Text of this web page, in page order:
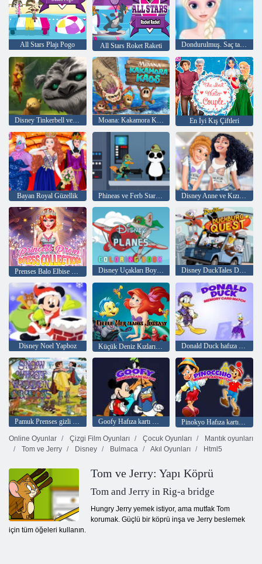
All Stars Plajı Pogo All Stars Roket Raketi Dondurulmuş. Saç tasarım
Disney Tinkerbell ve Neverbeast efsanesi Pixie Hollow Pets Moana: Kakamora Kaos En İyi Kış Çiftleri
Bayan Royal Güzellik Phineas ve Ferb Star savaşları Agent P Rebel Spy Disney Anne ve Kızı Alışveriş Günü
Disney Uçakları Boyama Kitabı Disney DuckTales Duckburg Görev
Disney Noel Yapboz Küçük Deniz Kızları Yapboz Donald Duck hafıza kartı eşleşmesi
Pamuk Prenses gizli nesneler Goofy Hafıza kartı Maç
Pinokyo Hafıza kartı Maç
Online Oyunlar
Çizgi Film Oyunları Çocuk Oyunları
Mantık oyunları
Tom ve Jerry
Disney Bulmaca Akıl Oyunları Html5
Tom ve Jerry: Yapı Köprü
Tom and Jerry in Rig-a bridge
Hungry Jerry yemek istiyor, ama mutfak Tom
korumak. Güçlü bir köprü inşa ve Jerry beslemek
için tüm öğeleri kullanın.